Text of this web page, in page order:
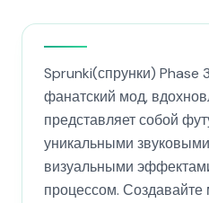
Sprunki(спрунки) Phase
фанатский мод,
представляет собой
уникальными
визуальными
процессом. Создавайте